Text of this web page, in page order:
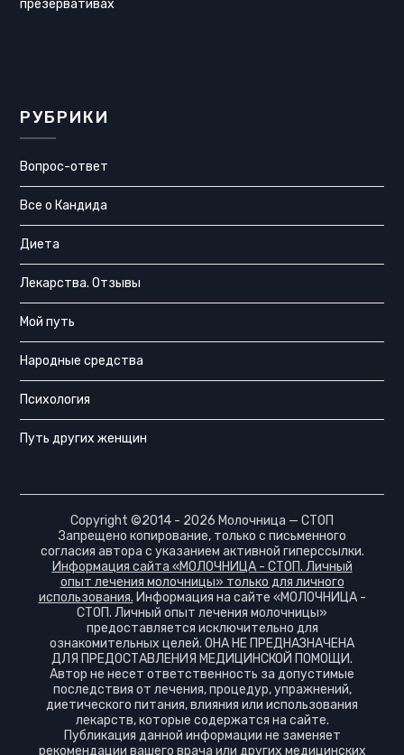
презервативах
РУБРИКИ
Вопрос-ответ
Все о Кандида
Диета
Лекарства. Отзывы
Мой путь
Народные средства
Психология
Путь других женщин
Copyright ©2014 - 2026 Молочница — СТОП
Запрещено копирование, только с письменного
согласия автора с указанием активной гиперссылки.
Информация сайта «МОЛОЧНИЦА - СТОП. Личный
опыт лечения молочницы» только для личного
использования. Информация на сайте «МОЛОЧНИЦА -
СТОП. Личный опыт лечения молочницы»
предоставляется исключительно для
ознакомительных целей. ОНА НЕ ПРЕДНАЗНАЧЕНА
ДЛЯ ПРЕДОСТАВЛЕНИЯ МЕДИЦИНСКОЙ ПОМОЩИ.
Автор не несет ответственность за допустимые
последствия от лечения, процедур, упражнений,
диетического питания, влияния или использования
лекарств, которые содержатся на сайте.
Публикация данной информации не заменяет
рекомендации вашего врача или других медицинских